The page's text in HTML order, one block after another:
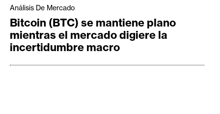
Análisis De Mercado
Bitcoin (BTC) se mantiene plano
mientras el mercado digiere la
incertidumbre macro